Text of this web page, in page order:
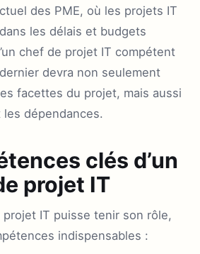
des PME, où les projets IT
les délais et budgets
chef de projet IT compétent
devra non seulement
facettes du projet, mais aussi
dépendances.
clés d’un
projet IT
projet IT puisse tenir son rôle,
indispensables :